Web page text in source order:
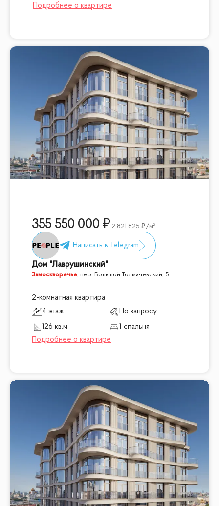
355 550 000 2 821 825 /м²
Дом "Лаврушинский"
Замоскворечье,пер. Большой Толмачевский, 5
2-комнатная квартира
4 этаж
По запросу
126 кв.м
1 спальня